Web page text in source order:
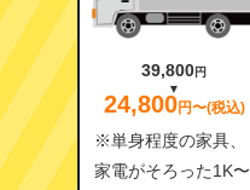
39,800円
24,800円〜(税込)
※単身程度の家具、
家電がそろった1K〜